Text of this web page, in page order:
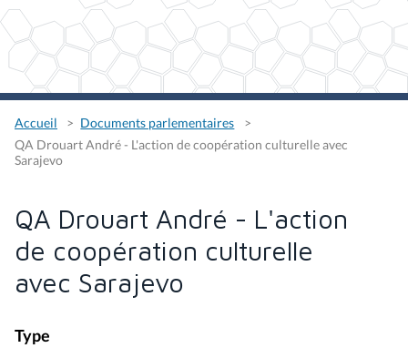
Accueil
Documents parlementaires
QA Drouart André - L'action de coopération culturelle avec
Sarajevo
QA Drouart André - L'action
de coopération culturelle
avec Sarajevo
Type